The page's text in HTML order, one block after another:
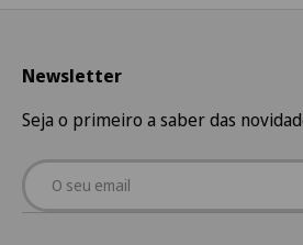
Newsletter
Seja o primeiro a saber das
Email